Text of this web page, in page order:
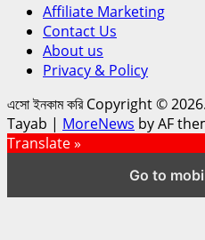
Affiliate Marketing
Contact Us
About us
Privacy & Policy
এসো ইনকাম করি Copyright ©
Tayab | MoreNews by AF
Translate »
Go to